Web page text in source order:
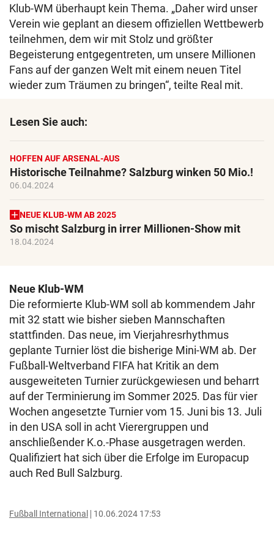
Klub-WM überhaupt kein Thema. „Daher wird unser
Verein wie geplant an diesem offiziellen Wettbewerb
teilnehmen, dem wir mit Stolz und größter
Begeisterung entgegentreten, um unsere Millionen
Fans auf der ganzen Welt mit einem neuen Titel
wieder zum Träumen zu bringen“, teilte Real mit.
Lesen Sie auch:
HOFFEN AUF ARSENAL-AUS
Historische Teilnahme? Salzburg winken 50 Mio.!
06.04.2024
NEUE KLUB-WM AB 2025
So mischt Salzburg in irrer Millionen-Show mit
18.04.2024
Neue Klub-WM
Die reformierte Klub-WM soll ab kommendem Jahr
mit 32 statt wie bisher sieben Mannschaften
stattfinden. Das neue, im Vierjahresrhythmus
geplante Turnier löst die bisherige Mini-WM ab. Der
Fußball-Weltverband FIFA hat Kritik an dem
ausgeweiteten Turnier zurückgewiesen und beharrt
auf der Terminierung im Sommer 2025. Das für vier
Wochen angesetzte Turnier vom 15. Juni bis 13. Juli
in den USA soll in acht Vierergruppen und
anschließender K.o.-Phase ausgetragen werden.
Qualifiziert hat sich über die Erfolge im Europacup
auch Red Bull Salzburg.
Fußball International 10.06.2024 17:53